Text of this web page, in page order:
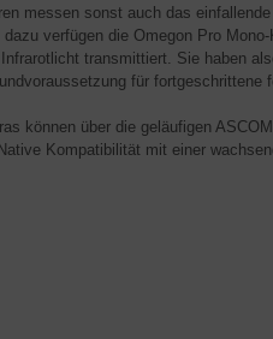
messen sonst auch das
verfügen die Omegon Pro
transmittiert. Sie haben
für fortgeschrittene
können über die geläufigen
Kompatibilität mit einer